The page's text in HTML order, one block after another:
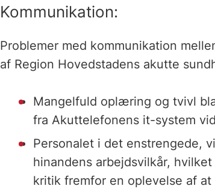
Kommunikation:
Problemer med kommunikation
af Region Hovedstadens akutte
Mangelfuld oplæring og tvivl
fra Akuttelefonens it-system
Personalet i det enstrengede,
hinandens arbejdsvilkår,
kritik fremfor en oplevelse af